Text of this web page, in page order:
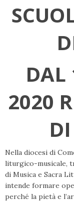
DAL
2020
Nella diocesi di
liturgico-musicale,
di Musica e Sacra
intende formare
perché la pietà e